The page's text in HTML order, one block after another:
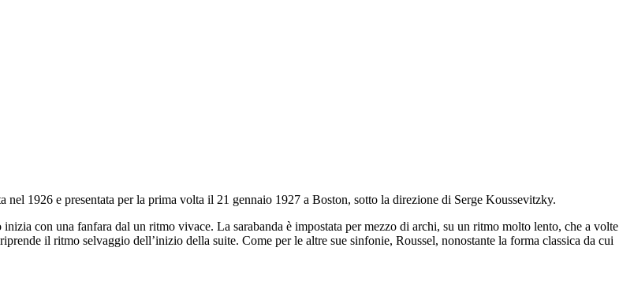
nel 1926 e presentata per la prima volta il 21 gennaio 1927 a Boston, sotto la direzione di Serge Koussevitzky.
con una fanfara dal un ritmo vivace. La sarabanda è impostata per mezzo di archi, su un ritmo molto lento, che a volte
il ritmo selvaggio dell’inizio della suite. Come per le altre sue sinfonie, Roussel, nonostante la forma classica da cui